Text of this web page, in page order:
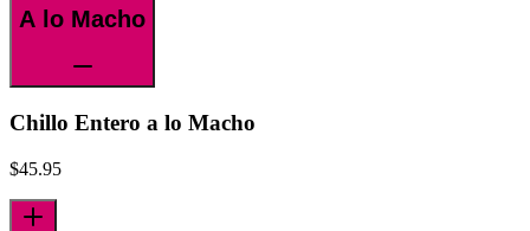
A lo Macho
Chillo Entero a lo Macho
$45.95